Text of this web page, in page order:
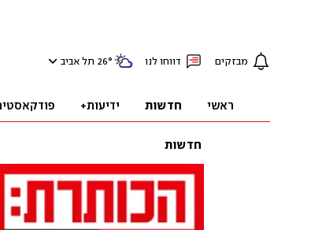
מבזקים דווחו לנו 26° תל אביב
ראשי חדשות ידיעות+
חדשות